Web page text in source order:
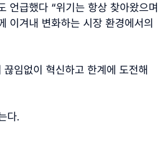
언급했다 “위기는 항상 찾아왔으며
이겨내 변화하는 시장 환경에서의
끊임없이 혁신하고 한계에 도전해
다.